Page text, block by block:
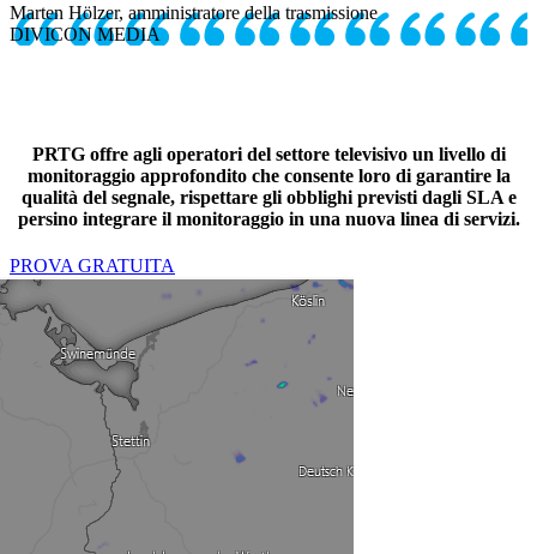
Marten Hölzer, amministratore della trasmissione
DIVICON MEDIA
PRTG offre agli operatori del settore televisivo un livello di
monitoraggio approfondito che consente loro di garantire la
qualità del segnale, rispettare gli obblighi previsti dagli SLA e
persino integrare il monitoraggio in una nuova linea di servizi.
PROVA GRATUITA